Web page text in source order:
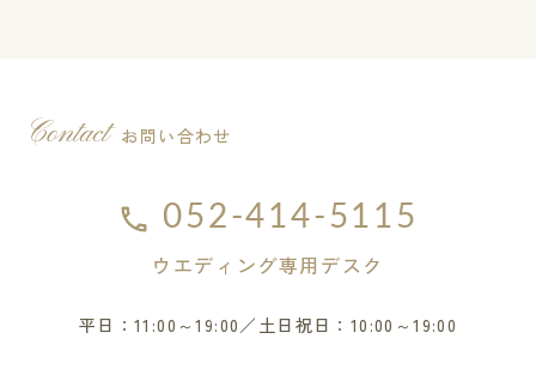
Contact お問い合わせ
052-414-5115
ウエディング専用デスク
平日：11:00～19:00／土日祝日：10:00～19:00